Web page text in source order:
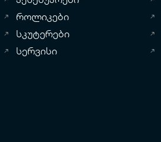
როლიკები
სკუტერები
სერვისი